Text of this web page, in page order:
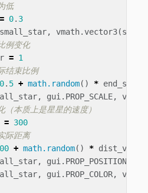
低
= 0. 3
small_star, vmath.vector3(
例变化
= 1
结束比例
0. 5 + math.random() * end_s_var
, gui . PROP_SCALE, vmath
本质上是星星的速度）
= 300
际距离
+ math.random() * dist_var
, gui . PROP_POSITION
, gui . PROP_COLOR, vmath